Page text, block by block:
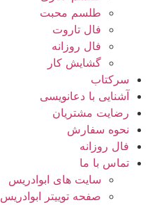
طلسم محبت
فال تاروت
فال روزانه
گشایش کار
سرکتاب
آشنایی با دعانویسی
رضایت مشتریان
نحوه سفارش
فال روزانه
تماس با ما
سایت های ابوادریس
صفحه توییتر ابوادریس